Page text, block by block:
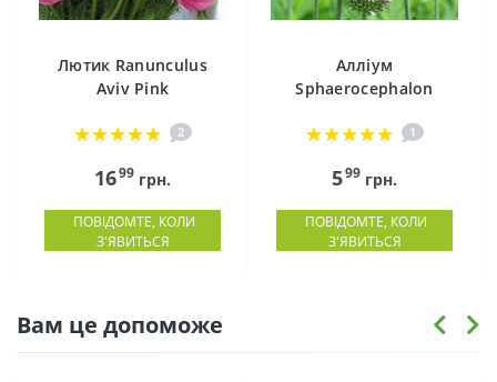
Лютик Ranunculus
Aviv Pink
2
1699 грн.
ПОВІДОМТЕ, КОЛИ
З'ЯВИТЬСЯ
Алліум
Sphaerocephalon
1
599 грн.
ПОВІДОМТЕ, КОЛИ
З'ЯВИТЬСЯ
Вам це допоможе